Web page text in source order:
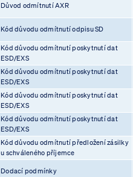
Důvod odmítnutí AXR
Kód důvodu odmítnutí odpisu SD
Kód důvodu odmítnutí poskytnutí dat
ESD/EXS
Kód důvodu odmítnutí poskytnutí dat
ESD/EXS
Kód důvodu odmítnutí poskytnutí dat
ESD/EXS
Kód důvodu odmítnutí poskytnutí dat
ESD/EXS
Kód důvodu odmítnutí předložení zásilky
u schváleného příjemce
Dodací podmínky